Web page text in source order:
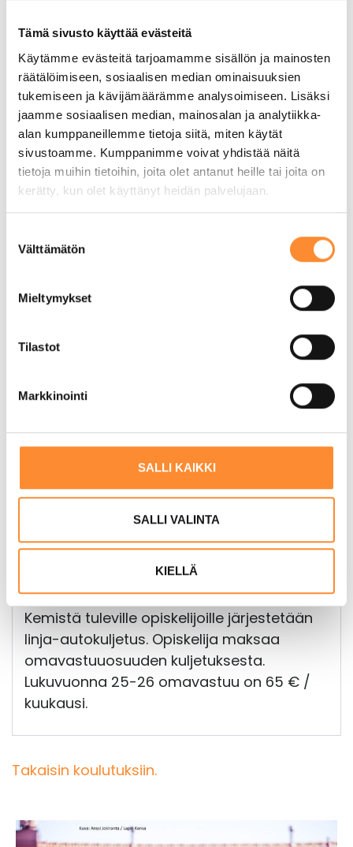
Tämä sivusto käyttää evästeitä
Käytämme evästeitä tarjoamamme sisällön ja mainosten
räätälöimiseen, sosiaalisen median ominaisuuksien
tukemiseen ja kävijämäärämme analysoimiseen. Lisäksi
jaamme sosiaalisen median, mainosalan ja analytiikka-
alan kumppaneillemme tietoja siitä, miten käytät
sivustoamme. Kumppanimme voivat yhdistää näitä
tietoja muihin tietoihin, joita olet antanut heille tai joita on
kerätty, kun olet käyttänyt heidän palvelujaan.
Välttämätön
Mieltymykset
Tilastot
Markkinointi
SALLI KAIKKI
SALLI VALINTA
KIELLÄ
APPLY HER (TURKISH)
Koulutuksen laajuus ja kesto
Aikuisten perusopetuksessa opiskellaan
peruskoulun oppiaineita. Opinnot etenevät
henkilökohtaisen opiskelusuunnitelman
mukaan. Opintoihin kuuluu myös opinto-
ohjausta ja työelämätietoutta. Koulutuksen
tavoitteellista ja määrätietoista opiskelua.
lukuvuosi
Alkuvaihe / 38 kurssia / noin 1 lukuvuosi /
kielitaitotasovaatimus A1.3.
Päättövaihe / 46 kurssia / noin 1
lukuvuosi / kielitaitotasovaatimus A2.2.
Kustannukset
Koulutus on opiskelijoille maksuton. Kaikille
opiskelijoille tarjotaan koulupäivinä lounas.
Kemistä tuleville opiskelijoille järjestetään
linja-autokuljetus. Opiskelija maksaa
omavastuuosuuden kuljetuksesta.
Lukuvuonna 25-26 omavastuu on 65 € /
kuukausi.
Takaisin koulutuksiin.